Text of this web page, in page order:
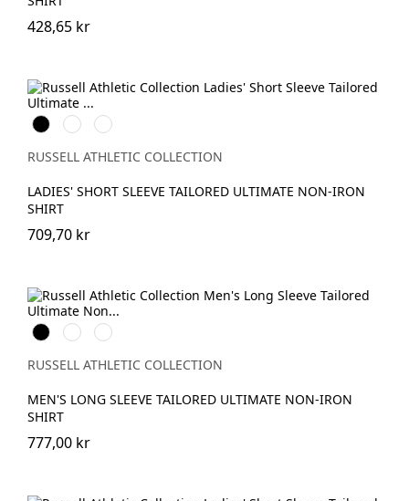
428,65 kr
BlackWhiteBright
Sky
RUSSELL ATHLETIC COLLECTION
LADIES' SHORT SLEEVE TAILORED ULTIMATE NON-IRON
SHIRT
709,70 kr
BlackWhiteBright
Sky
RUSSELL ATHLETIC COLLECTION
MEN'S LONG SLEEVE TAILORED ULTIMATE NON-IRON
SHIRT
777,00 kr